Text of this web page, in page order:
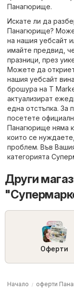
Панагюрище.
Искате ли да
Панагюрище?
на нашия уебсайт
имайте предвид,
празници, през
Можете да
нашия уебсайт
брошура на T
актуализират
една отстъпка. За
посетете
Панагюрище няма
които се
проблем. Във
категорията
Други
Оферти
Начало оферти